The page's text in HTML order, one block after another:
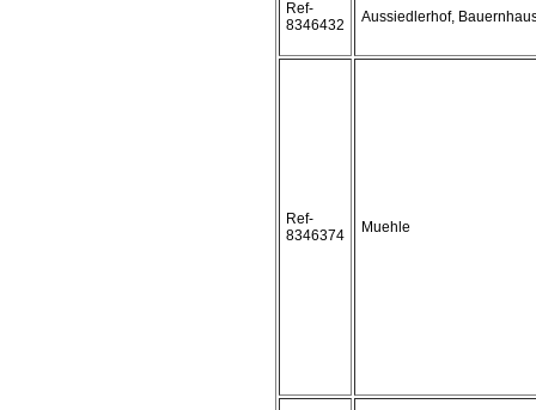
Ref-
8346432
Aussiedlerhof,
Ref-
8346374
Muehle